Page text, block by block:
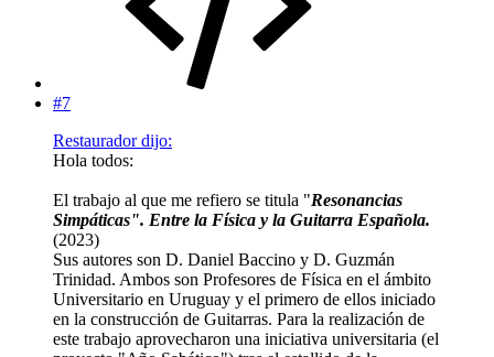
#7
Restaurador dijo:
Hola todos:
El trabajo al que me refiero se titula "Resonancias
Simpáticas". Entre la Física y la Guitarra Española.
(2023)
Sus autores son D. Daniel Baccino y D. Guzmán
Trinidad. Ambos son Profesores de Física en el ámbito
Universitario en Uruguay y el primero de ellos iniciado
en la construcción de Guitarras. Para la realización de
este trabajo aprovecharon una iniciativa universitaria (el